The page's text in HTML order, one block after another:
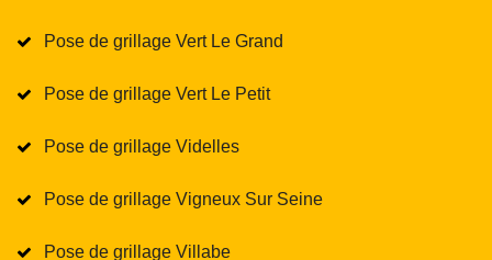
Pose de grillage Vert Le Grand
Pose de grillage Vert Le Petit
Pose de grillage Videlles
Pose de grillage Vigneux Sur Seine
Pose de grillage Villabe